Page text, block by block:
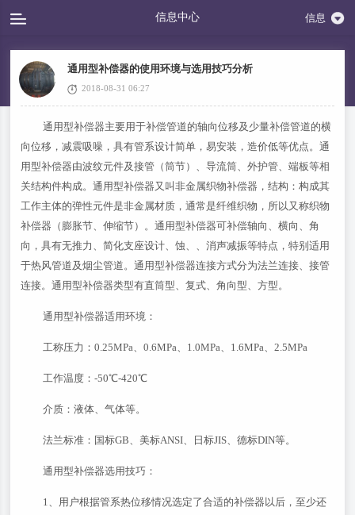
信息中心 信息
通用型补偿器的使用环境与选用技巧分析
2018-08-31 06:27
通用型补偿器主要用于补偿管道的轴向位移及少量补偿管道的横
向位移，减震吸噪，具有管系设计简单，易安装，造价低等优点。通
用型补偿器由波纹元件及接管（筒节）、导流筒、外护管、端板等相
关结构件构成。通用型补偿器又叫非金属织物补偿器，结构：构成其
工作主体的弹性元件是非金属材质，通常是纤维织物，所以又称织物
补偿器（膨胀节、伸缩节）。通用型补偿器可补偿轴向、横向、角
向，具有无推力、简化支座设计、蚀、、消声减振等特点，特别适用
于热风管道及烟尘管道。通用型补偿器连接方式分为法兰连接、接管
连接。通用型补偿器类型有直筒型、复式、角向型、方型。
通用型补偿器适用环境：
工称压力：0.25MPa、0.6MPa、1.0MPa、1.6MPa、2.5MPa
工作温度：-50℃-420℃
介质：液体、气体等。
法兰标准：国标GB、美标ANSI、日标JIS、德标DIN等。
通用型补偿器选用技巧：
1、用户根据管系热位移情况选定了合适的补偿器以后，至少还